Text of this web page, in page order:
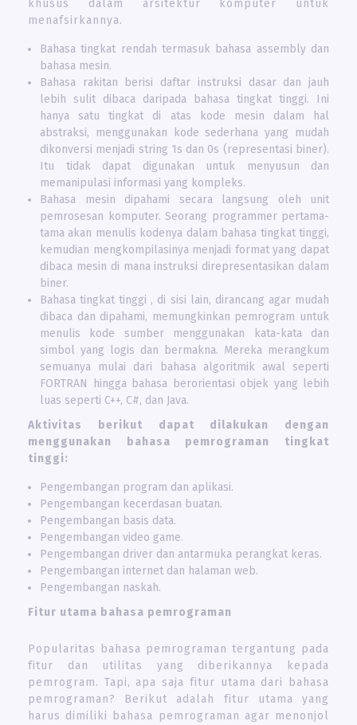
khusus dalam arsitektur komputer untuk
menafsirkannya.
Bahasa tingkat rendah termasuk bahasa assembly dan
bahasa mesin.
Bahasa rakitan berisi daftar instruksi dasar dan jauh
lebih sulit dibaca daripada bahasa tingkat tinggi. Ini
hanya satu tingkat di atas kode mesin dalam hal
abstraksi, menggunakan kode sederhana yang mudah
dikonversi menjadi string 1s dan 0s (representasi biner).
Itu tidak dapat digunakan untuk menyusun dan
memanipulasi informasi yang kompleks.
Bahasa mesin dipahami secara langsung oleh unit
pemrosesan komputer. Seorang programmer pertama-
tama akan menulis kodenya dalam bahasa tingkat tinggi,
kemudian mengkompilasinya menjadi format yang dapat
dibaca mesin di mana instruksi direpresentasikan dalam
biner.
Bahasa tingkat tinggi , di sisi lain, dirancang agar mudah
dibaca dan dipahami, memungkinkan pemrogram untuk
menulis kode sumber menggunakan kata-kata dan
simbol yang logis dan bermakna. Mereka merangkum
semuanya mulai dari bahasa algoritmik awal seperti
FORTRAN hingga bahasa berorientasi objek yang lebih
luas seperti C++, C#, dan Java.
Aktivitas berikut dapat dilakukan dengan
menggunakan bahasa pemrograman tingkat
tinggi:
Pengembangan program dan aplikasi.
Pengembangan kecerdasan buatan.
Pengembangan basis data.
Pengembangan video game.
Pengembangan driver dan antarmuka perangkat keras.
Pengembangan internet dan halaman web.
Pengembangan naskah.
Fitur utama bahasa pemrograman
Popularitas bahasa pemrograman tergantung pada
fitur dan utilitas yang diberikannya kepada
pemrogram. Tapi, apa saja fitur utama dari bahasa
pemrograman? Berikut adalah fitur utama yang
harus dimiliki bahasa pemrograman agar menonjol